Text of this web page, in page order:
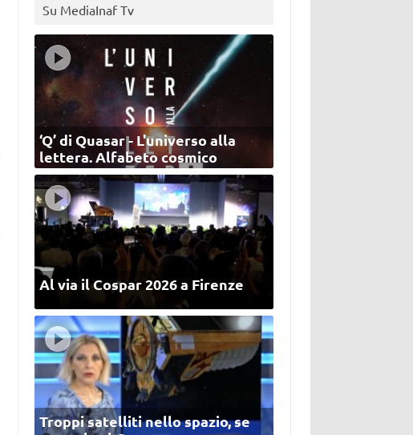
Su MediaInaf Tv
‘Q’ di Quasar - L'universo alla
lettera. Alfabeto cosmico
Al via il Cospar 2026 a Firenze
Troppi satelliti nello spazio, se